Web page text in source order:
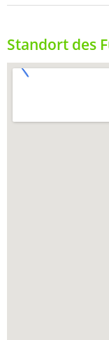
Standort des